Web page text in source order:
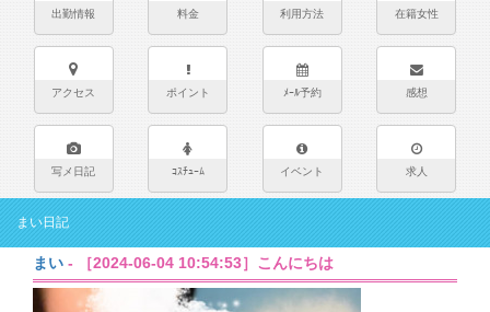
出勤情報 料金 利用方法 在籍女性
アクセス ポイント ﾒｰﾙ予約 感想
写メ日記 ｺｽﾁｭｰﾑ イベント 求人
まい日記
まい - ［2024-06-04 10:54:53］こんにちは